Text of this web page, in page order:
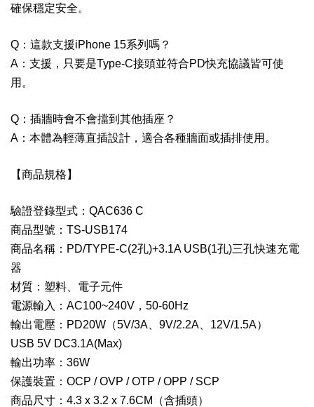
確保穩定安全。
Q：這款支援iPhone 15系列嗎？
A：支援，只要是Type-C接頭並符合PD快充協議皆可使
用。
Q：插牆時會不會擋到其他插座？
A：本體為輕薄直插設計，適合各種牆面或插排使用。
【商品規格】
驗證登錄型式：QAC636 C
商品型號：TS-USB174
商品名稱：PD/TYPE-C(2孔)+3.1A USB(1孔)三孔快速充電
器
材質：塑料、電子元件
電源輸入：AC100~240V，50-60Hz
輸出電壓：PD20W（5V/3A、9V/2.2A、12V/1.5A）
USB 5V DC3.1A(Max)
輸出功率：36W
保護裝置：OCP / OVP / OTP / OPP / SCP
商品尺寸：4.3 x 3.2 x 7.6CM（含插頭）